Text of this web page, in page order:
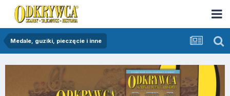
Medale, guziki, pieczęcie i inne